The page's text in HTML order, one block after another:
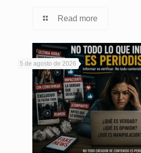
Read more
5 de agosto de 2026